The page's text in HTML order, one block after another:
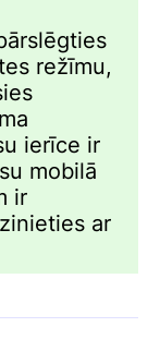
režīmu,
ierīce ir
mobilā
ir
ar